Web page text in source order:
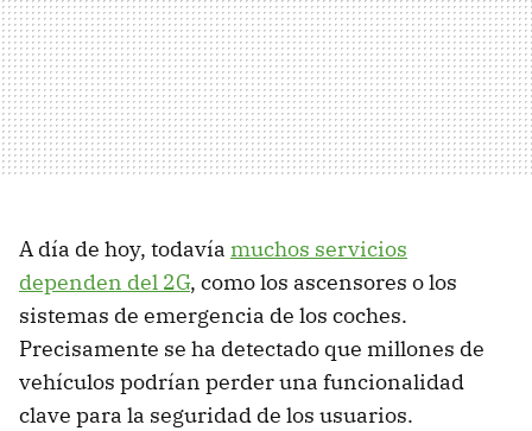
A día de hoy, todavía muchos servicios
dependen del 2G, como los ascensores o los
sistemas de emergencia de los coches.
Precisamente se ha detectado que millones de
vehículos podrían perder una funcionalidad
clave para la seguridad de los usuarios.